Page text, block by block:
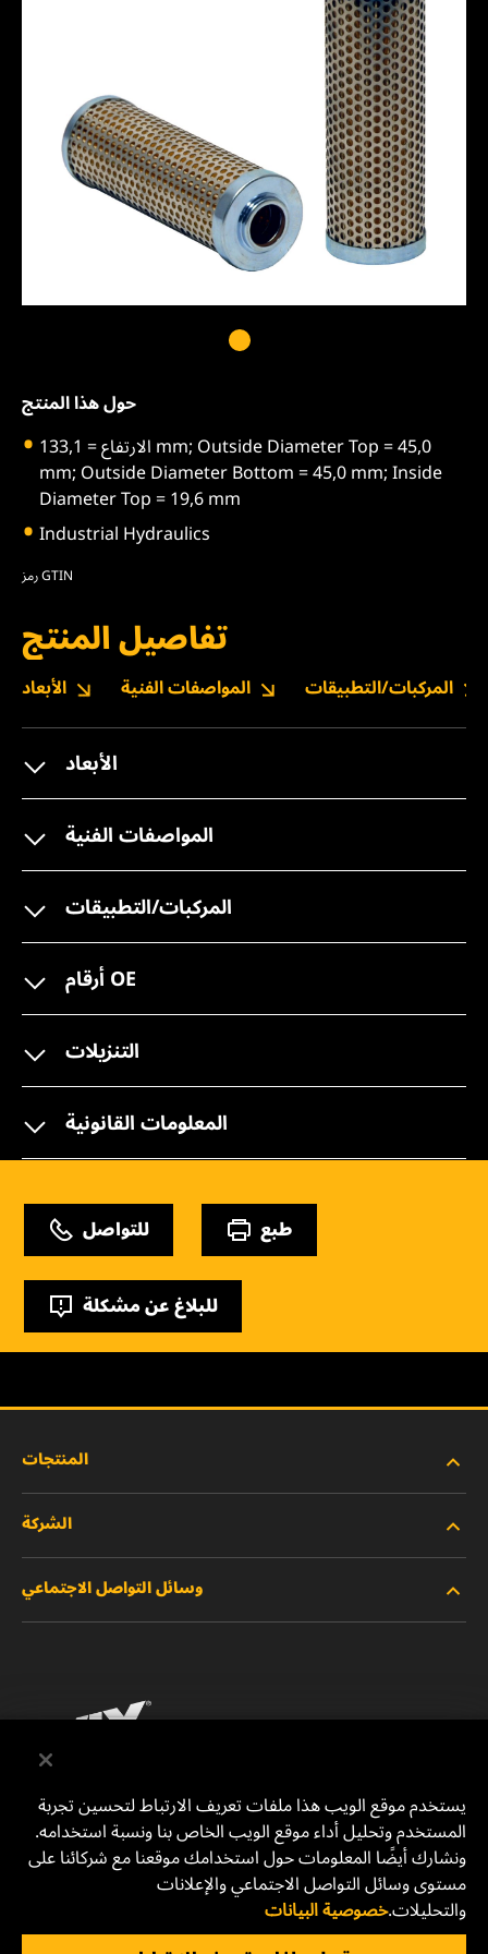
حول هذا المنتج
الارتفاع = 133,1 mm; Outside Diameter Top = 45,0
mm; Outside Diameter Bottom = 45,0 mm; Inside
Diameter Top = 19,6 mm
Industrial Hydraulics
رمز GTIN
تفاصيل المنتج
الأبعاد المواصفات الفنية المركبات/التطبيقات
الأبعاد
المواصفات الفنية
المركبات/التطبيقات
أرقام OE
التنزيلات
المعلومات القانونية
للتواصل طبع
للبلاغ عن مشكلة
المنتجات
المنتجات الجديدة
المنتجات المتوقفة/المستبدلة
الشركة
الوظائف
إشعار قانوني
الطباعة
للتواصل معنا
وسائل التواصل الاجتماعي
يوتيوب
MANN+HUMMEL Middle East FZE
DAFZA (Dubai Airport Free Zone)
P.O.Box. 293882 - Dubai, U.A.E
يستخدم موقع الويب هذا ملفات تعريف الارتباط لتحسين تجربة
المستخدم وتحليل أداء موقع الويب الخاص بنا ونسبة استخدامه.
ونشارك أيضًا المعلومات حول استخدامك موقعنا مع شركائنا على
مستوى وسائل التواصل الاجتماعي والإعلانات
والتحليلات.خصوصية البيانات